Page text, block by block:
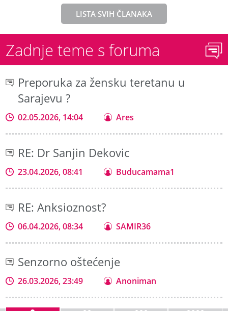
LISTA SVIH ČLANAKA
Zadnje teme s foruma
Preporuka za žensku teretanu u
Sarajevu ?
02.05.2026, 14:04 Ares
RE: Dr Sanjin Dekovic
23.04.2026, 08:41 Buducamama1
RE: Anksioznost?
06.04.2026, 08:34 SAMIR36
Senzorno oštećenje
26.03.2026, 23:49 Anoniman